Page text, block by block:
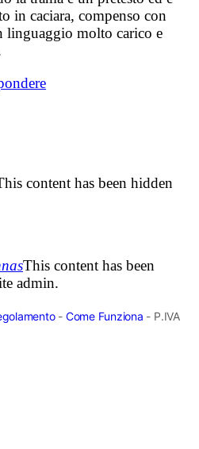
in caciara, compenso con
linguaggio molto carico e
content has been hidden
This content has been
admin.
- Come Funziona - P.IVA